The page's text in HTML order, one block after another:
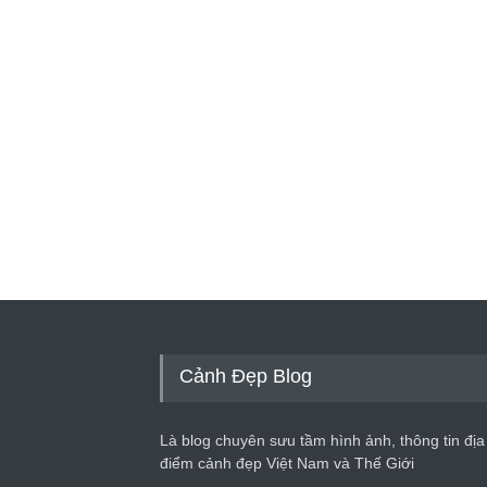
Cảnh Đẹp Blog
Là blog chuyên sưu tầm hình ảnh, thông tin địa
điểm cảnh đẹp Việt Nam và Thế Giới